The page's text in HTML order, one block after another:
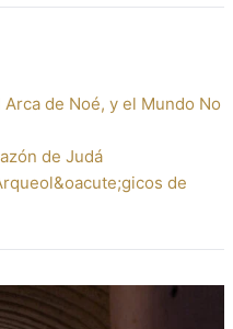
de Noé, y el Mundo No
de Judá
de